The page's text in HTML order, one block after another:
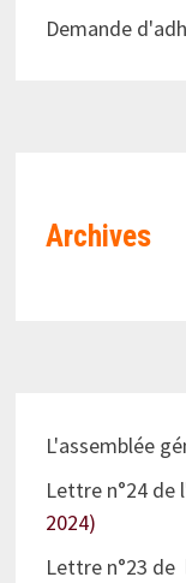
Demande
Archives
L'assemblée
Lettre n°24 de
2024)
Lettre n°23 de